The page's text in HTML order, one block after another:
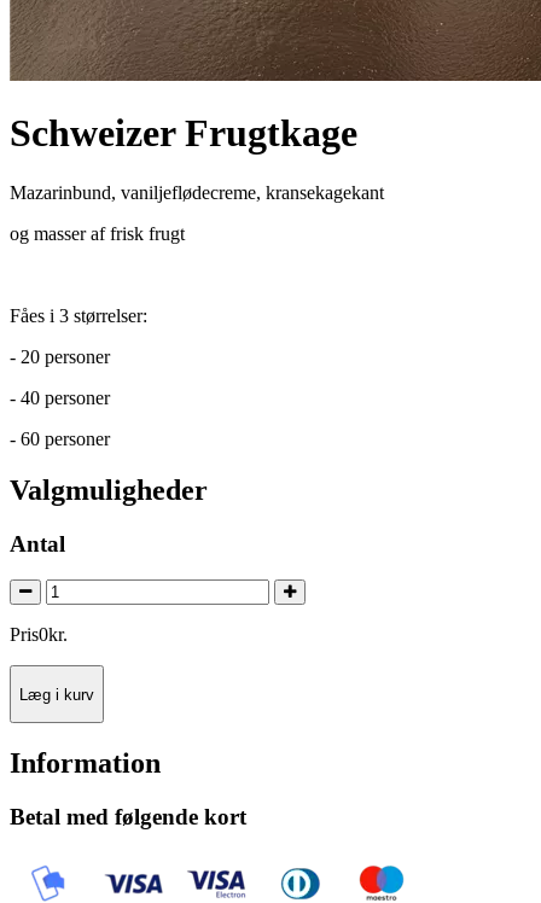
Schweizer Frugtkage
Mazarinbund, vaniljeflødecreme, kransekagekant
og masser af frisk frugt
Fåes i 3 størrelser:
- 20 personer
- 40 personer
- 60 personer
Valgmuligheder
Antal
Pris0kr.
Læg i kurv
Information
Betal med følgende kort